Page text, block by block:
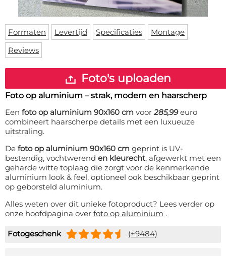
Deurmat
Vloermat
Skateboard deck
Over ons
Levertijden
Inloggen
WhatsApp
Formaten Levertijd Specificaties
Montage
Reviews
Foto's uploaden
Foto op aluminium – strak, modern en haarscherp
Een foto op aluminium 90x160 cm voor285,99euro
combineert haarscherpe details met een luxueuze
uitstraling.
De foto op aluminium 90x160 cm geprint is UV-
bestendig, vochtwerend en kleurecht, afgewerkt met een
geharde witte toplaag die zorgt voor de kenmerkende
aluminium look & feel, optioneel ook beschikbaar geprint
op geborsteld aluminium.
Alles weten over dit unieke fotoproduct? Lees verder op
onze hoofdpagina over foto op aluminium .
Fotogeschenk (+9484)